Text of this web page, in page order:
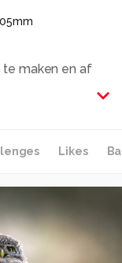
maken en af
Likes